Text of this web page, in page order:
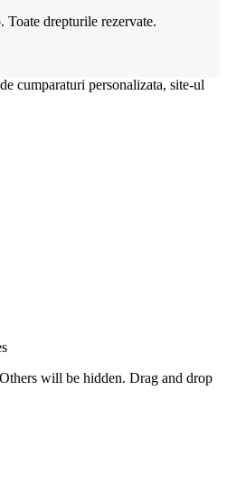
drepturile rezervate.
cumparaturi personalizata, site-ul
will be hidden. Drag and drop